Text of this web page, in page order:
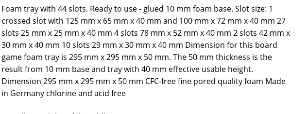
Foam tray with 44 slots. Ready to use - glued 10 mm foam base. Slot size: 1
crossed slot with 125 mm x 65 mm x 40 mm and 100 mm x 72 mm x 40 mm 27
slots 25 mm x 25 mm x 40 mm 4 slots 78 mm x 52 mm x 40 mm 2 slots 42 mm x
30 mm x 40 mm 10 slots 29 mm x 30 mm x 40 mm Dimension for this board
game foam tray is 295 mm x 295 mm x 50 mm. The 50 mm thickness is the
result from 10 mm base and tray with 40 mm effective usable height.
Dimension 295 mm x 295 mm x 50 mm CFC-free fine pored quality foam Made
in Germany chlorine and acid free